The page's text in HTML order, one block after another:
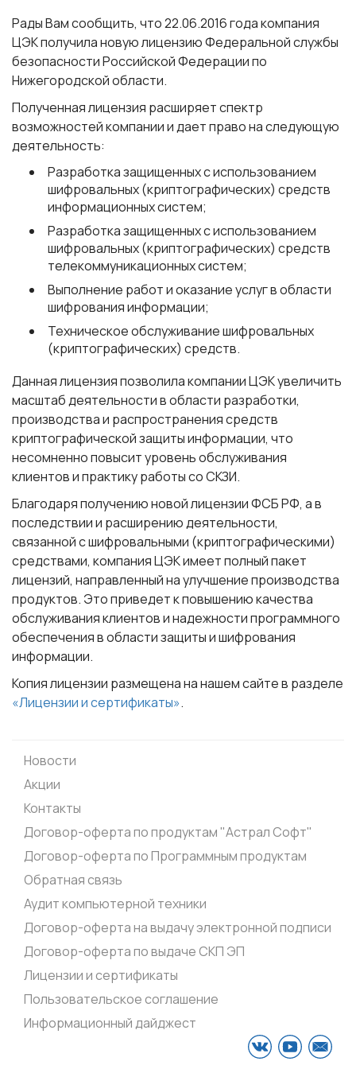
Рады Вам сообщить, что 22.06.2016 года компания
ЦЭК получила новую лицензию Федеральной службы
безопасности Российской Федерации по
Нижегородской области.
Полученная лицензия расширяет спектр
возможностей компании и дает право на следующую
деятельность:
Разработка защищенных с использованием
шифровальных (криптографических) средств
информационных систем;
Разработка защищенных с использованием
шифровальных (криптографических) средств
телекоммуникационных систем;
Выполнение работ и оказание услуг в области
шифрования информации;
Техническое обслуживание шифровальных
(криптографических) средств.
Данная лицензия позволила компании ЦЭК увеличить
масштаб деятельности в области разработки,
производства и распространения средств
криптографической защиты информации, что
несомненно повысит уровень обслуживания
клиентов и практику работы со СКЗИ.
Благодаря получению новой лицензии ФСБ РФ, а в
последствии и расширению деятельности,
связанной с шифровальными (криптографическими)
средствами, компания ЦЭК имеет полный пакет
лицензий, направленный на улучшение производства
продуктов. Это приведет к повышению качества
обслуживания клиентов и надежности программного
обеспечения в области защиты и шифрования
информации.
Копия лицензии размещена на нашем сайте в разделе
«Лицензии и сертификаты».
Новости
Акции
Контакты
Договор-оферта по продуктам "Астрал Софт"
Договор-оферта по Программным продуктам
Обратная связь
Аудит компьютерной техники
Договор-оферта на выдачу электронной подписи
Договор-оферта по выдаче СКП ЭП
Лицензии и сертификаты
Пользовательское соглашение
Информационный дайджест